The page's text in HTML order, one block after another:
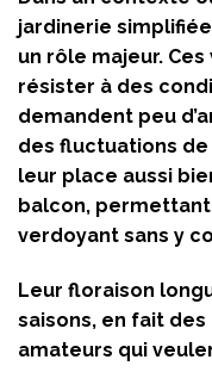
jardinerie
un rôle majeur.
résister à des
demandent peu
des fluctuations
leur place aussi
balcon, permettant
verdoyant sans y
Leur floraison
saisons, en fait
amateurs qui